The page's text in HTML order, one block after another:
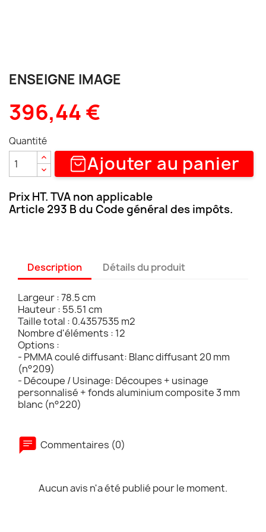
ENSEIGNE IMAGE
396,44 €
Quantité
Ajouter au panier
Prix HT. TVA non applicable
Article 293 B du Code général des impôts.
Description Détails du produit
Largeur : 78.5 cm
Hauteur : 55.51 cm
Taille total : 0.4357535 m2
Nombre d'éléments : 12
Options :
- PMMA coulé diffusant: Blanc diffusant 20 mm
(n°209)
- Découpe / Usinage: Découpes + usinage
personnalisé + fonds aluminium composite 3 mm
blanc (n°220)
Commentaires (0)
Aucun avis n'a été publié pour le moment.